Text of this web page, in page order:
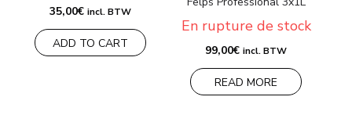
35,00€ incl. BTW
ADD TO CART
En rupture de stock
99,00€ incl. BTW
READ MORE